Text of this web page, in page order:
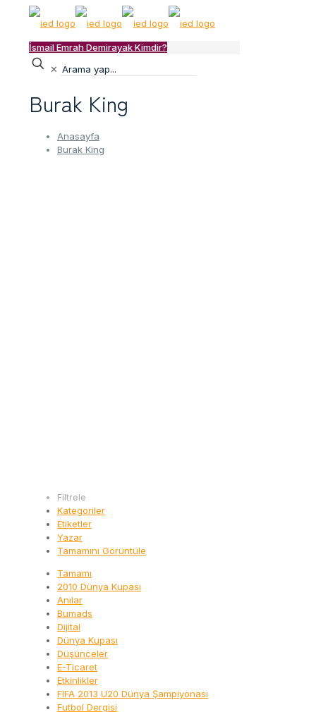
İsmail Emrah Demirayak Kimdir?
✕
Burak King
Anasayfa
Burak King
Filtrele
Kategoriler
Etiketler
Yazar
Tamamını Görüntüle
Tamamı
2010 Dünya Kupası
Anılar
Bumads
Dijital
Dünya Kupası
Düşünceler
E-Ticaret
Etkinlikler
FIFA 2013 U20 Dünya Şampiyonası
Futbol Dergisi